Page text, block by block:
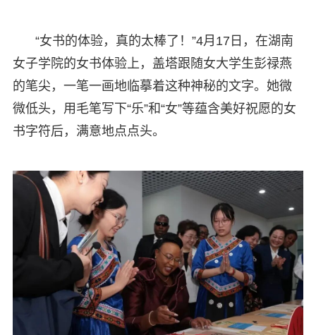
“女书的体验，真的太棒了！”4月17日，在湖南
女子学院的女书体验上，盖塔跟随女大学生彭禄燕
的笔尖，一笔一画地临摹着这种神秘的文字。她微
微低头，用毛笔写下“乐”和“女”等蕴含美好祝愿的女
书字符后，满意地点点头。